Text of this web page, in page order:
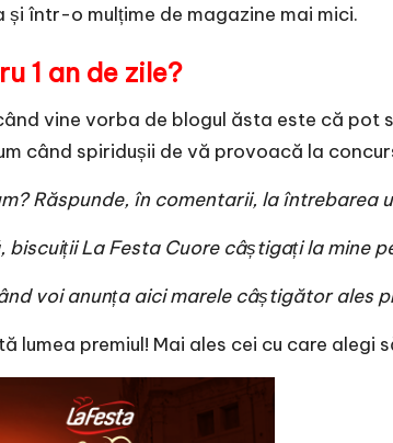
într-o mulțime de magazine mai mici.
1 an de zile?
vine vorba de blogul ăsta este că
când spiridușii de vă provoacă la
Răspunde, în comentarii, la întrebarea
biscuiții La Festa Cuorecâștigați la mine
voi anunța aici marele câștigător ales
lumea premiul! Mai ales cei cu care alegi